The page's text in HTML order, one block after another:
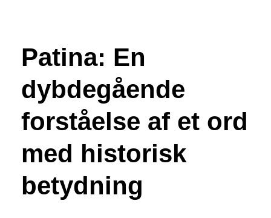
Patina: En
dybdegående
forståelse af et ord
med historisk
betydning